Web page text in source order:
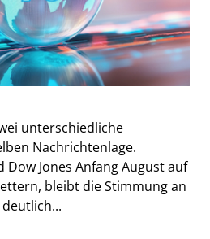
unterschiedliche
Nachrichtenlage.
Dow Jones Anfang August auf
bleibt die Stimmung an